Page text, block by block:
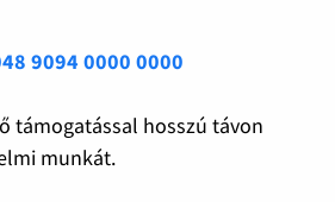
9094 0000 0000
támogatással hosszú távon
munkát.